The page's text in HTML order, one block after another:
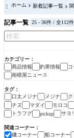
 ホーム 新着記事一覧
記事一覧 25 - 36件 / 全112件
カテゴリー
商品情報
釣果情報
相模屋ニュース
タグ
口太メジナ
メジナ ク
チヌ
マダイ モロコ
トラフグ
pickup サヨ
関連コーナー
磯コーナー
船コーナー